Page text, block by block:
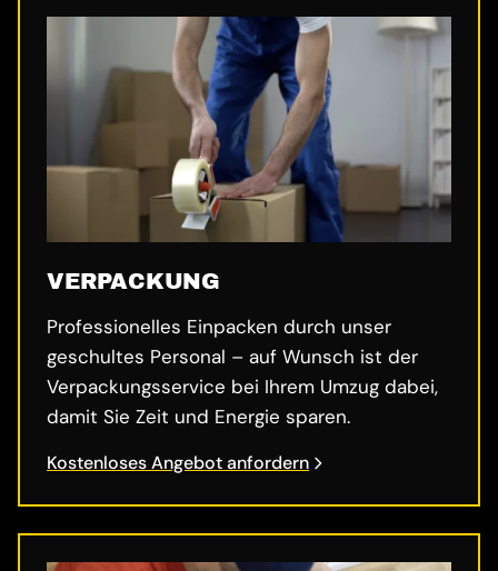
VERPACKUNG
Professionelles Einpacken durch unser
geschultes Personal – auf Wunsch ist der
Verpackungsservice bei Ihrem Umzug dabei,
damit Sie Zeit und Energie sparen.
Kostenloses Angebot anfordern